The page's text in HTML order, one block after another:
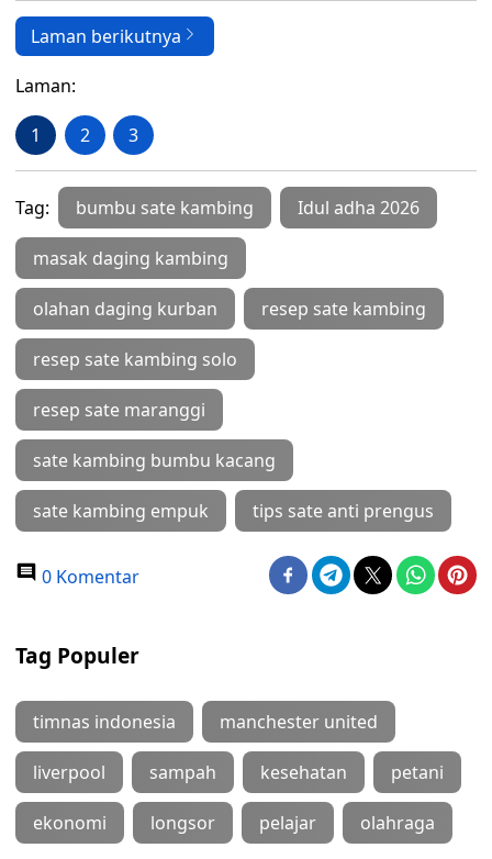
Laman berikutnya
Laman:
1 2 3
Tag: bumbu sate kambing Idul adha 2026
masak daging kambing
olahan daging kurban resep sate kambing
resep sate kambing solo
resep sate maranggi
sate kambing bumbu kacang
sate kambing empuk tips sate anti prengus
0 Komentar
Tag Populer
timnas indonesia manchester united
liverpool sampah kesehatan petani
ekonomi longsor pelajar olahraga